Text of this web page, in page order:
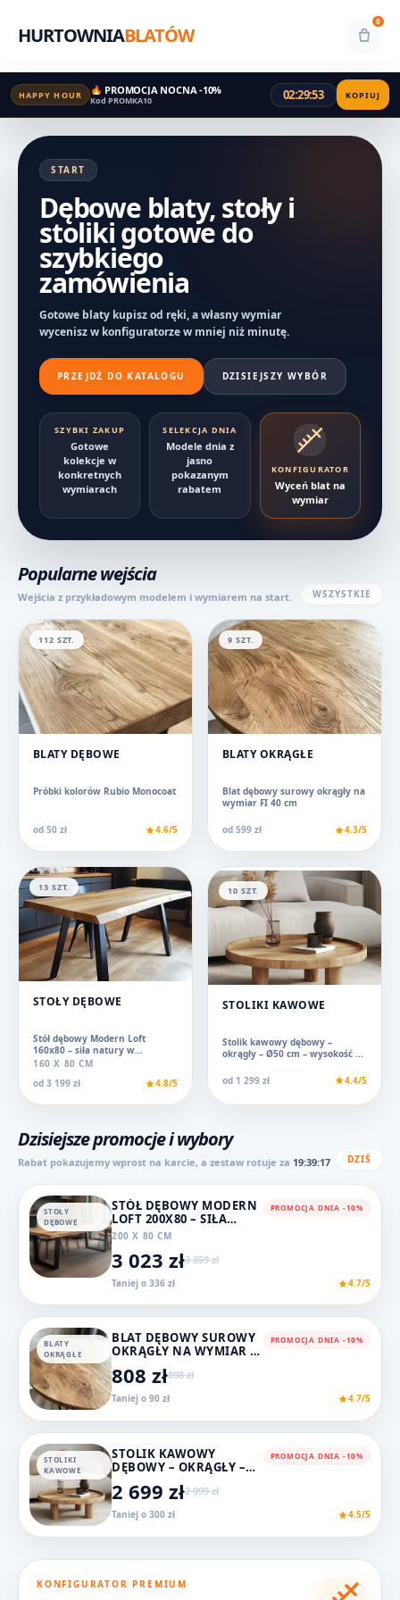
HURTOWNIABLATÓW
0
HAPPY HOUR 🔥 PROMOCJA NOCNA -10%
Kod PROMKA10 02:29:53 KOPIUJ
START
Dębowe blaty, stoły i
stoliki gotowe do
szybkiego
zamówienia
Gotowe blaty kupisz od ręki, a własny wymiar
wycenisz w konfiguratorze w mniej niż minutę.
PRZEJDŹ DO KATALOGU DZISIEJSZY WYBÓR
SZYBKI ZAKUP
Gotowe
kolekcje w
konkretnych
wymiarach
SELEKCJA DNIA
Modele dnia z
jasno
pokazanym
rabatem
KONFIGURATOR
Wyceń blat na
wymiar
Popularne wejścia
Wejścia z przykładowym modelem i wymiarem na start. WSZYSTKIE
112 SZT.
BLATY DĘBOWE
Próbki kolorów Rubio Monocoat
od 50 zł 4.6/5
9 SZT.
BLATY OKRĄGŁE
Blat dębowy surowy okrągły na
wymiar FI 40 cm
od 599 zł 4.3/5
13 SZT.
STOŁY DĘBOWE
Stół dębowy Modern Loft
160x80 – siła natury w
industrialnej formie
160 X 80 CM
od 3 199 zł
4.8/5
10 SZT.
STOLIKI KAWOWE
Stolik kawowy dębowy –
okrągły – Ø50 cm – wysokość 40
od 1 299 zł
4.4/5
Dzisiejsze promocje i wybory
Rabat pokazujemy wprost na karcie, a zestaw rotuje za 19:39:17 DZIŚ
STOŁY
DĘBOWE
STÓŁ DĘBOWY MODERN
LOFT 200X80 – SIŁA
NATURY W
PROMOCJA DNIA -10%
200 X 80 CM
3 023 zł3 359 zł
Taniej o 336 zł 4.7/5
BLATY
OKRĄGŁE
BLAT DĘBOWY SUROWY
OKRĄGŁY NA WYMIAR FI
PROMOCJA DNIA -10%
808 zł898 zł
Taniej o 90 zł 4.7/5
STOLIKI
KAWOWE
STOLIK KAWOWY
DĘBOWY – OKRĄGŁY –
DĘBOWE – WYSOKOŚĆ 40
CM
PROMOCJA DNIA -10%
2 699 zł2 999 zł
Taniej o 300 zł 4.5/5
KONFIGURATOR PREMIUM